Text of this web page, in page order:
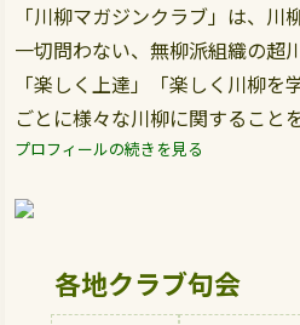
「川柳マガジンクラブ」は、川
一切問わない、無柳派組織の超
「楽しく上達」「楽しく川柳
ごとに様々な川柳に関すること
プロフィールの続きを見る
各地クラブ句会